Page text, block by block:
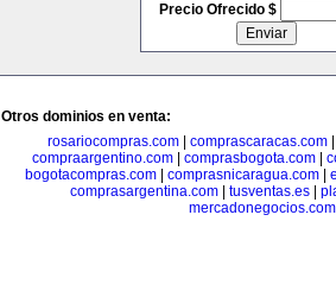
Precio Ofrecido $
Otros dominios en venta:
rosariocompras.com| comprascaracas.com
compraargentino.com| comprasbogota.com|
bogotacompras.com| comprasnicaragua.com|
comprasargentina.com| tusventas.es|
mercadonegocios.com